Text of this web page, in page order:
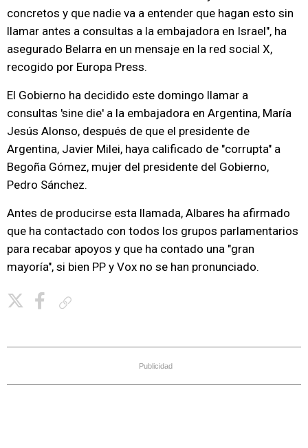
concretos y que nadie va a entender que hagan esto sin
llamar antes a consultas a la embajadora en Israel", ha
asegurado Belarra en un mensaje en la red social X,
recogido por Europa Press.
El Gobierno ha decidido este domingo llamar a
consultas 'sine die' a la embajadora en Argentina, María
Jesús Alonso, después de que el presidente de
Argentina, Javier Milei, haya calificado de "corrupta" a
Begoña Gómez, mujer del presidente del Gobierno,
Pedro Sánchez.
Antes de producirse esta llamada, Albares ha afirmado
que ha contactado con todos los grupos parlamentarios
para recabar apoyos y que ha contado una "gran
mayoría", si bien PP y Vox no se han pronunciado.
Publicidad